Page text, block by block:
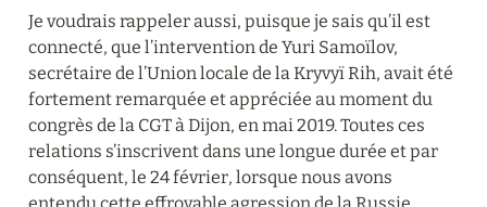
Je voudrais rappeler aussi, puisque je sais qu’il est
connecté, que l’intervention de Yuri Samoïlov,
secrétaire de l’Union locale de la Kryvyï Rih, avait été
fortement remarquée et appréciée au moment du
congrès de la CGT à Dijon, en mai 2019. Toutes ces
relations s’inscrivent dans une longue durée et par
conséquent, le 24 février, lorsque nous avons